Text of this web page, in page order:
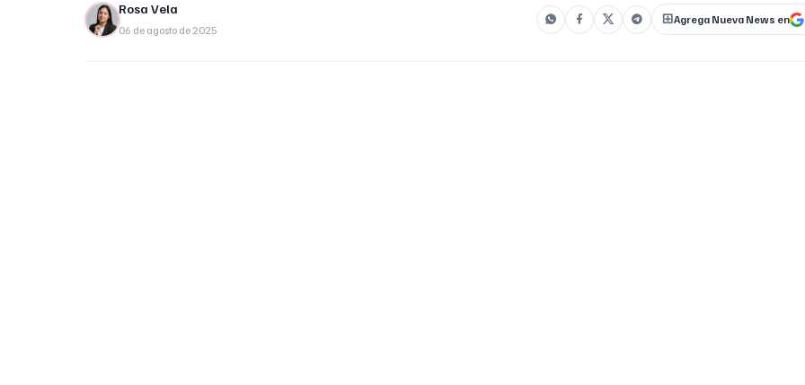
Rosa Vela
06 de agosto de 2025
Agrega Nueva News en